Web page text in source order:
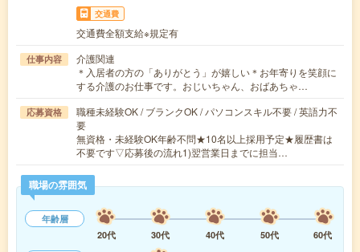
交通費
交通費全額支給※規定有
仕事内容
介護関連
＊入居者の方の「ありがとう」が嬉しい＊お年寄りを笑顔に
する介護のお仕事です。おじいちゃん、おばあちゃ…
応募資格
職種未経験OK / ブランクOK / パソコンスキル不要 / 英語力不
要
無資格・未経験OK年齢不問★10名以上採用予定★履歴書は
不要です▽応募後の流れ1)翌営業日までに担当…
職場の雰囲気
年齢層
20代
30代 40代 50代
60代